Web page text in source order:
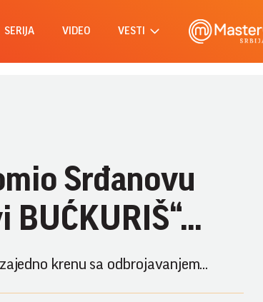
SERIJA VIDEO VESTI
Srđanovu
krenu sa odbrojavanjem...